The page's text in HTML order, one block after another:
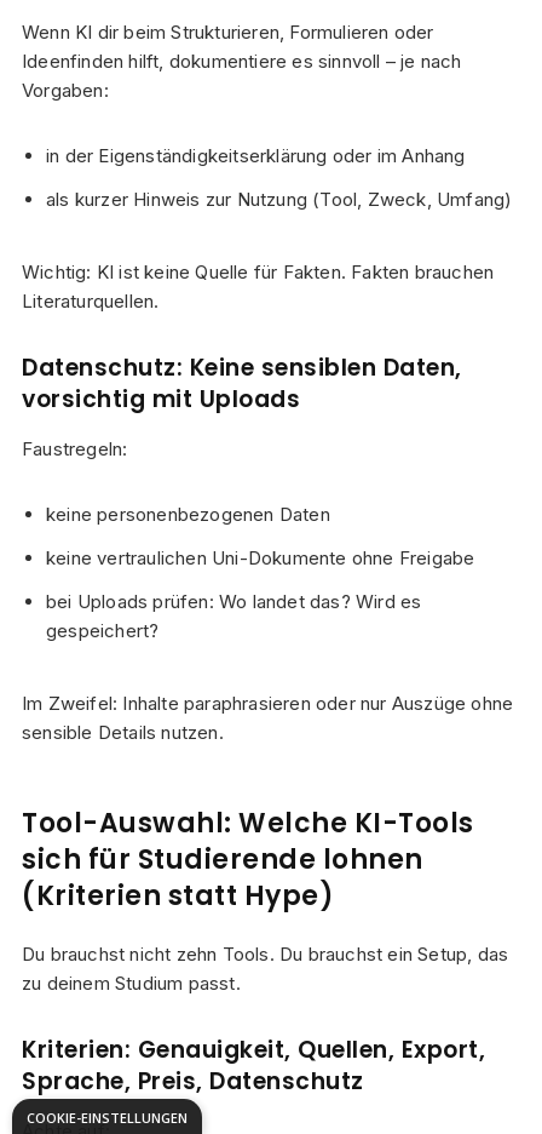
Wenn KI dir beim Strukturieren, Formulieren oder
Ideenfinden hilft, dokumentiere es sinnvoll – je nach
Vorgaben:
in der Eigenständigkeitserklärung oder im Anhang
als kurzer Hinweis zur Nutzung (Tool, Zweck, Umfang)
Wichtig: KI ist keine Quelle für Fakten. Fakten brauchen
Literaturquellen.
Datenschutz: Keine sensiblen Daten,
vorsichtig mit Uploads
Faustregeln:
keine personenbezogenen Daten
keine vertraulichen Uni-Dokumente ohne Freigabe
bei Uploads prüfen: Wo landet das? Wird es
gespeichert?
Im Zweifel: Inhalte paraphrasieren oder nur Auszüge ohne
sensible Details nutzen.
Tool-Auswahl: Welche KI-Tools
sich für Studierende lohnen
(Kriterien statt Hype)
Du brauchst nicht zehn Tools. Du brauchst ein Setup, das
zu deinem Studium passt.
Kriterien: Genauigkeit, Quellen, Export,
Sprache, Preis, Datenschutz
COOKIE-EINSTELLUNGEN